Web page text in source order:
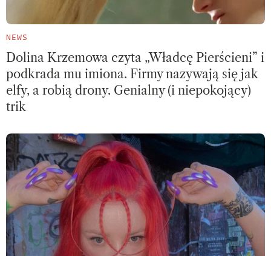
NEWS
Dolina Krzemowa czyta „Władcę Pierścieni” i
podkrada mu imiona. Firmy nazywają się jak
elfy, a robią drony. Genialny (i niepokojący)
trik